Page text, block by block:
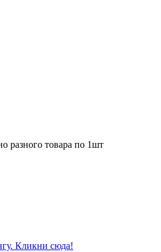
разного товара по 1шт
Кликни сюда!